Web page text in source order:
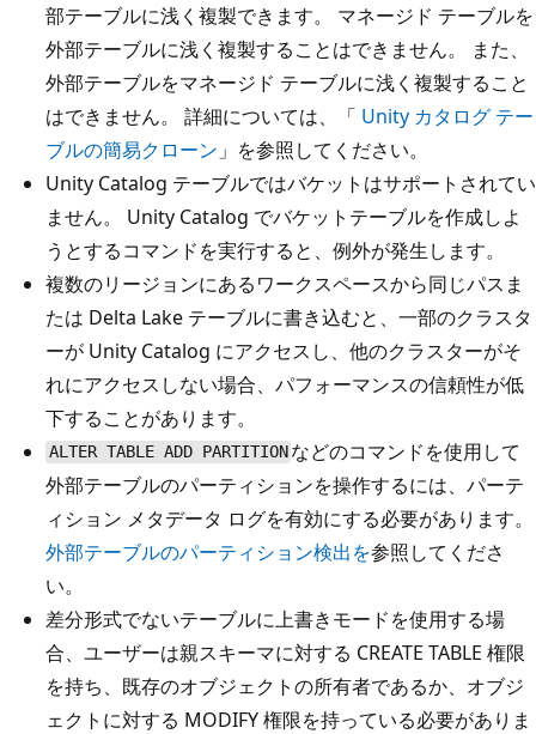
部テーブルに浅く複製できます。 マネージド テーブルを
外部テーブルに浅く複製することはできません。 また、
外部テーブルをマネージド テーブルに浅く複製すること
はできません。 詳細については、「 Unity カタログ テー
ブルの簡易クローン 」を参照してください。
Unity Catalog テーブルではバケットはサポートされてい
ません。 Unity Catalog でバケットテーブルを作成しよ
うとするコマンドを実行すると、例外が発生します。
複数のリージョンにあるワークスペースから同じパスま
たは Delta Lake テーブルに書き込むと、一部のクラスタ
ーが Unity Catalog にアクセスし、他のクラスターがそ
れにアクセスしない場合、パフォーマンスの信頼性が低
下することがあります。
ALTER TABLE ADD PARTITION などのコマンドを使用して
外部テーブルのパーティションを操作するには、パーテ
ィション メタデータ ログを有効にする必要があります。
外部テーブルのパーティション検出を参照してくださ
い。
差分形式でないテーブルに上書きモードを使用する場
合、ユーザーは親スキーマに対する CREATE TABLE 権限
を持ち、既存のオブジェクトの所有者であるか、オブジ
ェクトに対する MODIFY 権限を持っている必要がありま